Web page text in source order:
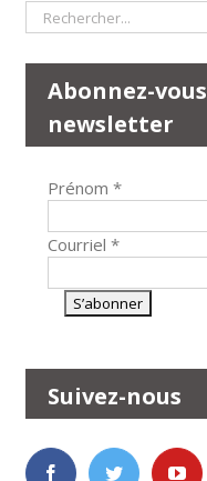
Rechercher:
Abonnez-
newsletter
Prénom *
Courriel *
Suivez-nous